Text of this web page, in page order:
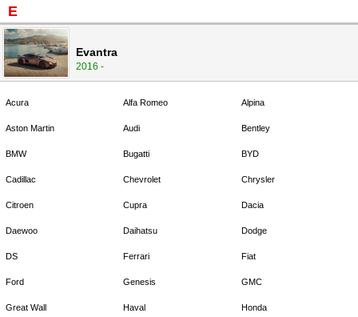
E
Evantra
2016 -
Acura Alfa Romeo Alpina
Aston Martin Audi Bentley
BMW Bugatti BYD
Cadillac Chevrolet Chrysler
Citroen Cupra Dacia
Daewoo Daihatsu Dodge
DS Ferrari Fiat
Ford Genesis GMC
Great Wall Haval Honda